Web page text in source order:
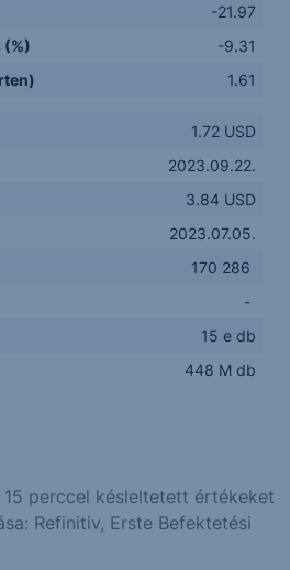
-21.97
(%)
-9.31
1.61
1.72 USD
2023.09.22.
3.84 USD
2023.07.05.
170 286
-
15 e db
448 M db
perccel késleltetett értékeket
Refinitiv, Erste Befektetési